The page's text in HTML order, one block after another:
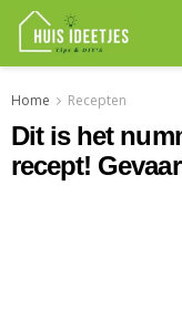
Home Recepten
Dit is het
recept!